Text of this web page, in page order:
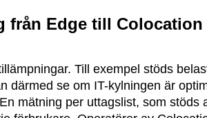
från Edge till Colocation
Till exempel stöds
därmed se om IT-kylningen är
mätning per uttagslist, som stöds